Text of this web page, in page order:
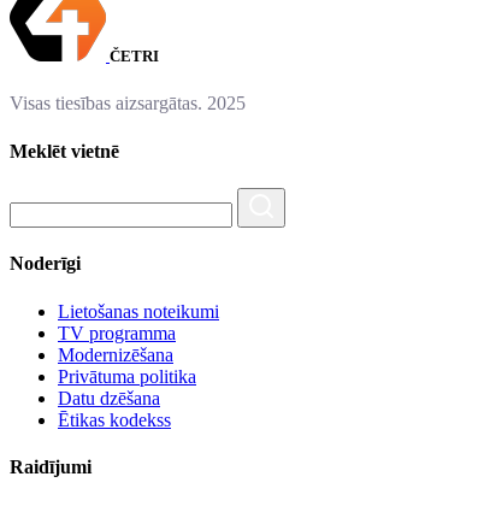
ČETRI
Visas tiesības aizsargātas. 2025
Meklēt vietnē
Noderīgi
Lietošanas noteikumi
TV programma
Modernizēšana
Privātuma politika
Datu dzēšana
Ētikas kodekss
Raidījumi